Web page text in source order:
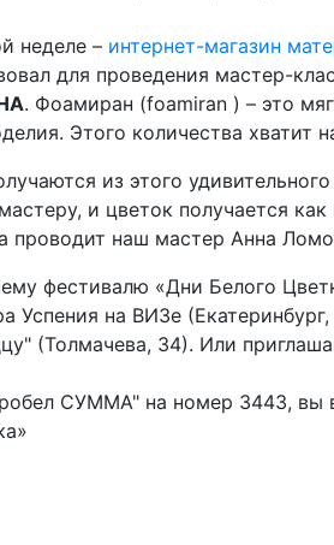
неделе – интернет-магазин
для проведения мастер-
. Фоамиран (foamiran ) – это
Этого количества хватит
из этого
и цветок получается
проводит наш мастер Анна
фестивалю «Дни Белого
Успения на ВИЗе
(Толмачева, 34). Или
СУММА" на номер 3443, вы